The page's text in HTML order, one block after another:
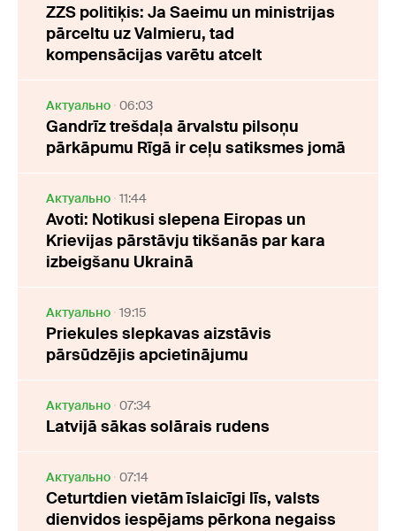
ZZS politiķis: Ja Saeimu un ministrijas
pārceltu uz Valmieru, tad
kompensācijas varētu atcelt
Актуально 06:03
Gandrīz trešdaļa ārvalstu pilsoņu
pārkāpumu Rīgā ir ceļu satiksmes jomā
Актуально 11:44
Avoti: Notikusi slepena Eiropas un
Krievijas pārstāvju tikšanās par kara
izbeigšanu Ukrainā
Актуально 19:15
Priekules slepkavas aizstāvis
pārsūdzējis apcietinājumu
Актуально 07:34
Latvijā sākas solārais rudens
Актуально 07:14
Ceturtdien vietām īslaicīgi līs, valsts
dienvidos iespējams pērkona negaiss